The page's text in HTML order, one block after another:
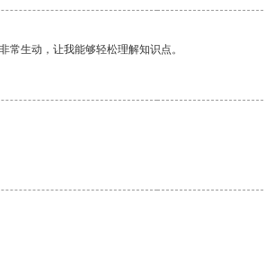
生动，让我能够轻松理解知识点。